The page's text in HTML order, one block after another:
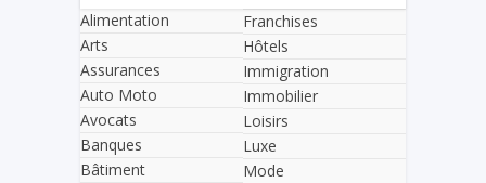
Alimentation
Arts
Assurances
Auto Moto
Avocats
Banques
Bâtiment
Franchises
Hôtels
Immigration
Immobilier
Loisirs
Luxe
Mode